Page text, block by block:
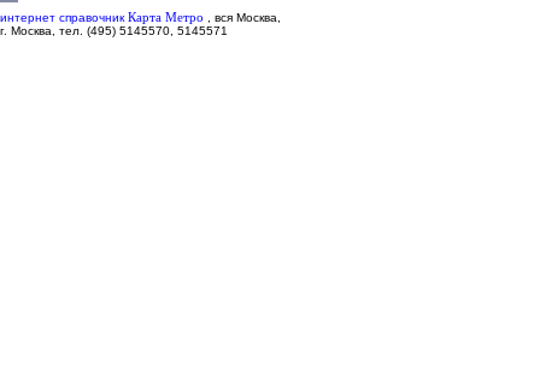
интернет справочник Карта Метро
вся Москва,
г. Москва, тел. (495) 5145570, 5145571